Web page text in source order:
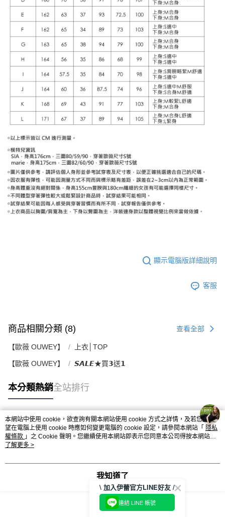
顯示電腦版詳細說明
客服
商品相關分類 (8) 查看全部
【歐薇 OUWEY】 上衣│TOP
【歐薇 OUWEY】 𝙎𝘼𝙇𝙀★買𝟯送𝟭
本分類熱銷全站排行
熱門標籤
本網站中使用 cookie，欲查詢有關本網站使用 cookie 方式之詳情，及若您不希
望在電腦上使用 cookie 時應如何變更電腦的 cookie 設定，請參閱本網站「 隱私
權條款 」之 Cookie 聲明。您繼續使用本網站即表示您同意本公司得按本網站使
用條款之 Cookie 聲明使用 cookie。
了解更多 >
我知道了
\ 加入伊蕾官方LINE好友 /
連結 LINE 帳號